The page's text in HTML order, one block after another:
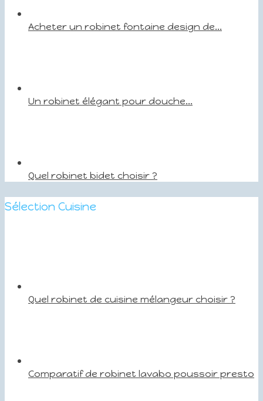
Acheter un robinet fontaine design de...
Un robinet élégant pour douche...
Quel robinet bidet choisir ?
Sélection Cuisine
Quel robinet de cuisine mélangeur choisir ?
Comparatif de robinet lavabo poussoir presto